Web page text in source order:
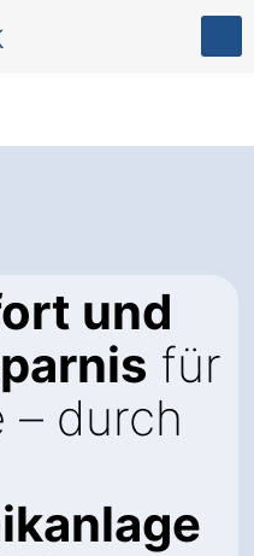
und
für
– durch